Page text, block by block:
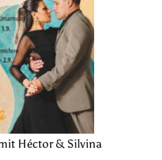
Héctor & Silvina